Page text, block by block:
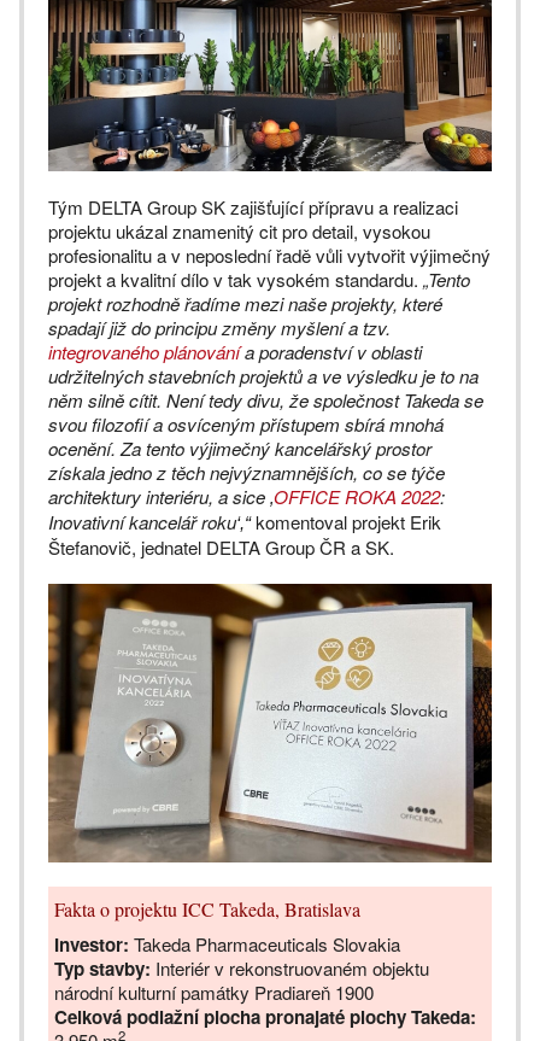
Tým DELTA Group SK zajišťující přípravu a realizaci
projektu ukázal znamenitý cit pro detail, vysokou
profesionalitu a v neposlední řadě vůli vytvořit výjimečný
projekt a kvalitní dílo v tak vysokém standardu. „Tento
projekt rozhodně řadíme mezi naše projekty, které
spadají již do principu změny myšlení a tzv.
integrovaného plánovánía poradenství v oblasti
udržitelných stavebních projektů a ve výsledku je to na
něm silně cítit. Není tedy divu, že společnost Takeda se
svou filozofií a osvíceným přístupem sbírá mnohá
ocenění. Za tento výjimečný kancelářský prostor
získala jedno z těch nejvýznamnějších, co se týče
architektury interiéru, a sice ‚OFFICE ROKA 2022:
Inovativní kancelář roku‘,“komentoval projekt Erik
Štefanovič, jednatel DELTA Group ČR a SK.
Fakta o projektu ICC Takeda, Bratislava
Investor: Takeda Pharmaceuticals Slovakia
Typ stavby: Interiér v rekonstruovaném objektu
národní kulturní památky Pradiareň 1900
Celková podlažní plocha pronajaté plochy Takeda:
2